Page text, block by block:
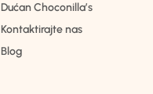
Dućan Choconilla’s
Kontaktirajte nas
Blog